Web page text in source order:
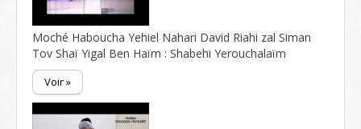
Moché Haboucha Yehiel Nahari David Riahi zal Siman
Tov Shaï Yigal Ben Haïm : Shabehi Yerouchalaïm
Voir »